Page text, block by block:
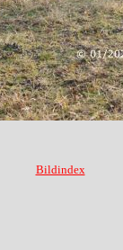
Bildindex